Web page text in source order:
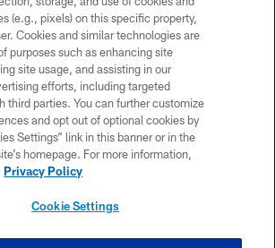
All rights reserved. Do not duplicate in any form
of the Dallas Cowboys. The Dallas Cowboys
initiate contact with any person to request personal or
financial information.
PRIVACY POLICY
ACCESSIBILITY
SITE MAP
(e.g., pixels) on this specific property,
Cookies and similar technologies are
purposes such as enhancing site
site usage, and assisting in our
efforts, including targeted
third parties. You can further customize
and opt out of optional cookies by
Settings” link in this banner or in the
homepage. For more information,
Privacy Policy
Cookie Settings